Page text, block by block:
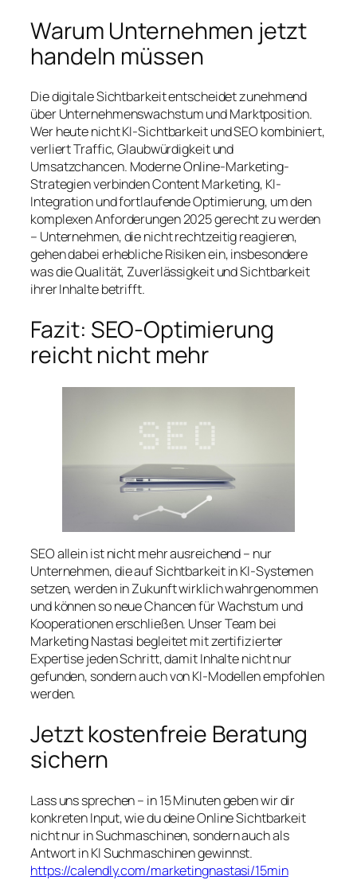
Warum Unternehmen jetzt
handeln müssen
Die digitale Sichtbarkeit entscheidet zunehmend
über Unternehmenswachstum und Marktposition.
Wer heute nicht KI-Sichtbarkeit und SEO kombiniert,
verliert Traffic, Glaubwürdigkeit und
Umsatzchancen. Moderne Online-Marketing-
Strategien verbinden Content Marketing, KI-
Integration und fortlaufende Optimierung, um den
komplexen Anforderungen 2025 gerecht zu werden
– Unternehmen, die nicht rechtzeitig reagieren,
gehen dabei erhebliche Risiken ein, insbesondere
was die Qualität, Zuverlässigkeit und Sichtbarkeit
ihrer Inhalte betrifft.
Fazit: SEO-Optimierung
reicht nicht mehr
SEO allein ist nicht mehr ausreichend – nur
Unternehmen, die auf Sichtbarkeit in KI-Systemen
setzen, werden in Zukunft wirklich wahrgenommen
und können so neue Chancen für Wachstum und
Kooperationen erschließen. Unser Team bei
Marketing Nastasi begleitet mit zertifizierter
Expertise jeden Schritt, damit Inhalte nicht nur
gefunden, sondern auch von KI-Modellen empfohlen
werden.
Jetzt kostenfreie Beratung
sichern
Lass uns sprechen – in 15 Minuten geben wir dir
konkreten Input, wie du deine Online Sichtbarkeit
nicht nur in Suchmaschinen, sondern auch als
Antwort in KI Suchmaschinen gewinnst.
https://calendly.com/marketingnastasi/15min